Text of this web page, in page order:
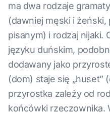
ma dwa rodzaje
(dawniej męski i żeński,
pisanym) i rodzaj nijaki.
języku duńskim,
dodawany jako
(dom) staje się „huset”
przyrostka zależy od
końcówki rzeczownika.